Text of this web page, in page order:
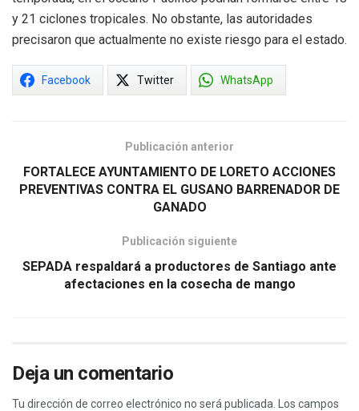
y 21 ciclones tropicales. No obstante, las autoridades
precisaron que actualmente no existe riesgo para el estado.
Facebook Twitter WhatsApp
Publicación anterior
FORTALECE AYUNTAMIENTO DE LORETO ACCIONES
PREVENTIVAS CONTRA EL GUSANO BARRENADOR DE
GANADO
Publicación siguiente
SEPADA respaldará a productores de Santiago ante
afectaciones en la cosecha de mango
Deja un comentario
Tu dirección de correo electrónico no será publicada. Los campos